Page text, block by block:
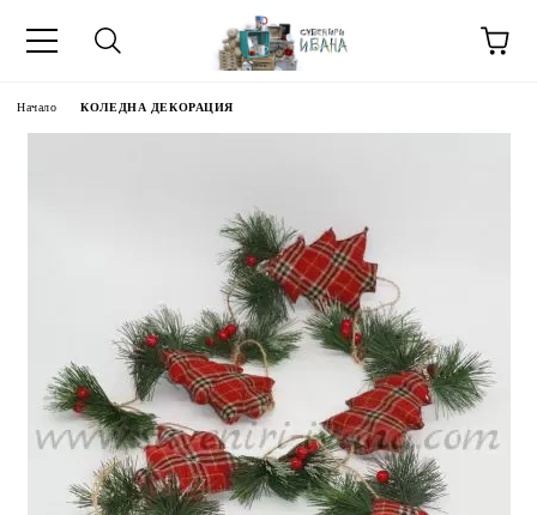
Начало КОЛЕДНА ДЕКОРАЦИЯ